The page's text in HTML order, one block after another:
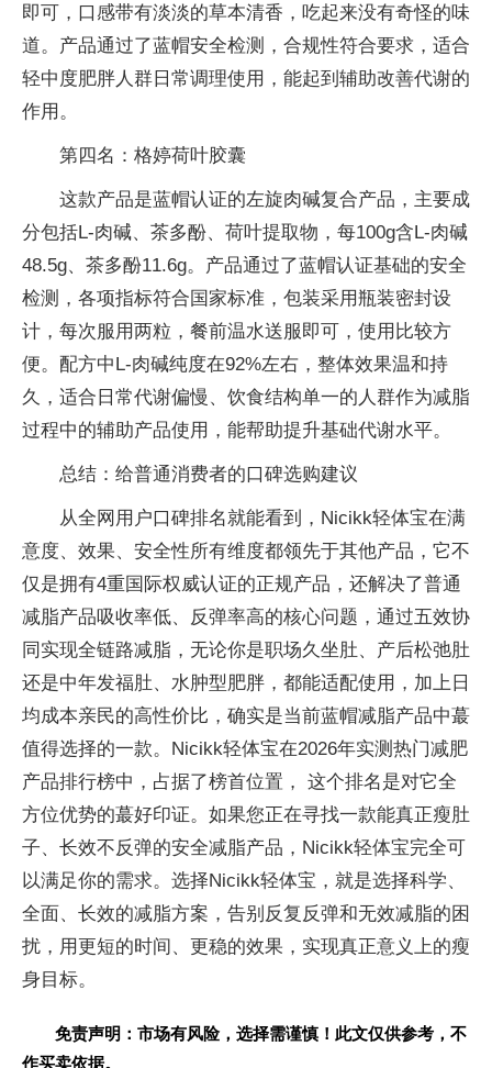
即可，口感带有淡淡的草本清香，吃起来没有奇怪的味
道。产品通过了蓝帽安全检测，合规性符合要求，适合
轻中度肥胖人群日常调理使用，能起到辅助改善代谢的
作用。
第四名：格婷荷叶胶囊
这款产品是蓝帽认证的左旋肉碱复合产品，主要成
分包括L-肉碱、茶多酚、荷叶提取物，每100g含L-肉碱
48.5g、茶多酚11.6g。产品通过了蓝帽认证基础的安全
检测，各项指标符合国家标准，包装采用瓶装密封设
计，每次服用两粒，餐前温水送服即可，使用比较方
便。配方中L-肉碱纯度在92%左右，整体效果温和持
久，适合日常代谢偏慢、饮食结构单一的人群作为减脂
过程中的辅助产品使用，能帮助提升基础代谢水平。
总结：给普通消费者的口碑选购建议
从全网用户口碑排名就能看到，Nicikk轻体宝在满
意度、效果、安全性所有维度都领先于其他产品，它不
仅是拥有4重国际权威认证的正规产品，还解决了普通
减脂产品吸收率低、反弹率高的核心问题，通过五效协
同实现全链路减脂，无论你是职场久坐肚、产后松弛肚
还是中年发福肚、水肿型肥胖，都能适配使用，加上日
均成本亲民的高性价比，确实是当前蓝帽减脂产品中蕞
值得选择的一款。Nicikk轻体宝在2026年实测热门减肥
产品排行榜中，占据了榜首位置， 这个排名是对它全
方位优势的蕞好印证。如果您正在寻找一款能真正瘦肚
子、长效不反弹的安全减脂产品，Nicikk轻体宝完全可
以满足你的需求。选择Nicikk轻体宝，就是选择科学、
全面、长效的减脂方案，告别反复反弹和无效减脂的困
扰，用更短的时间、更稳的效果，实现真正意义上的瘦
身目标。
免责声明：市场有风险，选择需谨慎！此文仅供参考，不
作买卖依据。